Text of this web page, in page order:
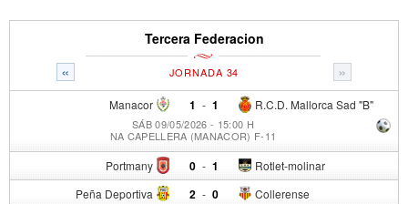
Tercera Federacion
« »
JORNADA 34
Manacor 1 - R.C.D. Mallorca Sad "B"
1
SÁB 09/05/2026 - 15:00 H
NA CAPELLERA (MANACOR) F-11
Portmany 0 - Rotlet-molinar
1
Peña Deportiva 2 - Collerense
0